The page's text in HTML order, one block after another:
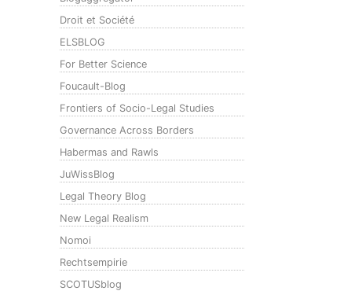
Droit et Société
ELSBLOG
For Better Science
Foucault-Blog
Frontiers of Socio-Legal Studies
Governance Across Borders
Habermas and Rawls
JuWissBlog
Legal Theory Blog
New Legal Realism
Nomoi
Rechtsempirie
SCOTUSblog